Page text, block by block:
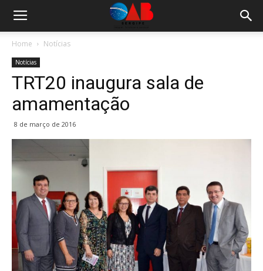
Home Notícias
Notícias
TRT20 inaugura sala de
amamentação
8 de março de 2016